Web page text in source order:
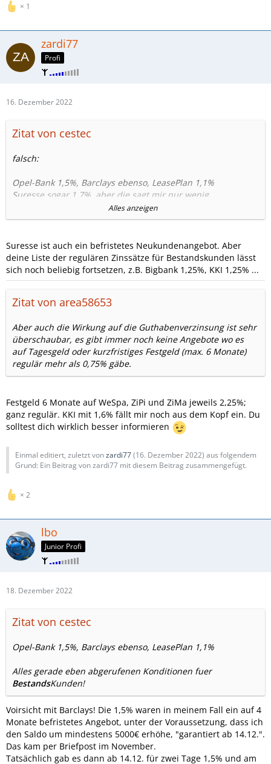
1
zardi77
Profi
16. Dezember 2022
Zitat von cestec
falsch:
Opel-Bank 1,5%, Barclays ebenso, LeasePlan 1,1%
Suresse sogar 1,7%, aber die sagt mir nur wenig...
Alles gerade eben abgerufenen Konditionen fuer
Alles anzeigen
Suresse ist auch ein befristetes Neukundenangebot. Aber
deine Liste der regulären Zinssätze für Bestandskunden lässt
sich noch beliebig fortsetzen, z.B. Bigbank 1,25%, KKI 1,25% ...
Zitat von area58653
Aber auch die Wirkung auf die Guthabenverzinsung ist sehr
überschaubar, es gibt immer noch keine Angebote wo es
auf Tagesgeld oder kurzfristiges Festgeld (max. 6 Monate)
regulär mehr als 0,75% gäbe.
Festgeld 6 Monate auf WeSpa, ZiPi und ZiMa jeweils 2,25%;
ganz regulär. KKI mit 1,6% fällt mir noch aus dem Kopf ein. Du
solltest dich wirklich besser informieren
Einmal editiert, zuletzt vonzardi77(16. Dezember 2022) aus folgendem
Grund: Ein Beitrag von zardi77 mit diesem Beitrag zusammengefügt.
2
lbo
Junior Profi
18. Dezember 2022
Zitat von cestec
Opel-Bank 1,5%, Barclays ebenso, LeasePlan 1,1%
Alles gerade eben abgerufenen Konditionen fuer
BestandsKunden!
Voirsicht mit Barclays! Die 1,5% waren in meinem Fall ein auf 4
Monate befristetes Angebot, unter der Voraussetzung, dass ich
den Saldo um mindestens 5000€ erhöhe, "garantiert ab 14.12.".
Das kam per Briefpost im November.
Tatsächlich gab es dann ab 14.12. für zwei Tage 1,5% und am